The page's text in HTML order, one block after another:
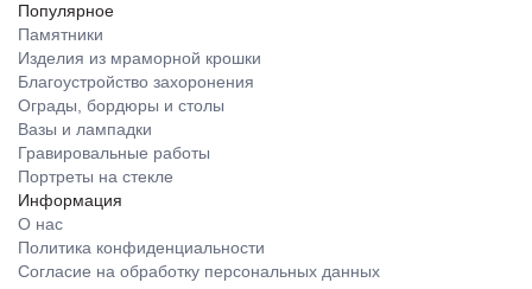
Популярное
Памятники
Изделия из мраморной крошки
Благоустройство захоронения
Ограды, бордюры и столы
Вазы и лампадки
Гравировальные работы
Портреты на стекле
Информация
О нас
Политика конфиденциальности
Согласие на обработку персональных данных